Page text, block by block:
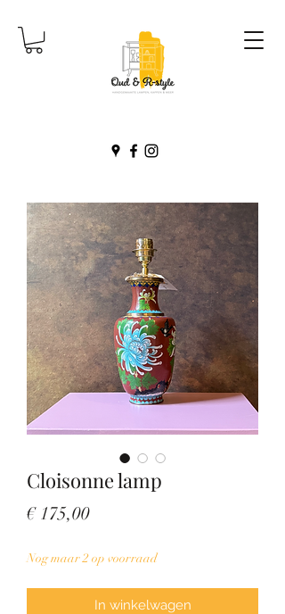
Cloisonne lamp
€ 175,00Prijs
Nog maar 2 op voorraad
In winkelwagen